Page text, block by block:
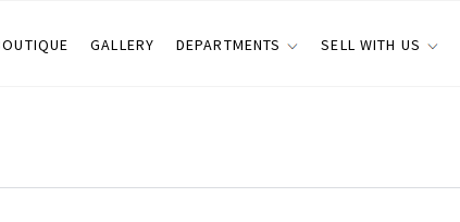
GALLERY DEPARTMENTS SELL WITH US